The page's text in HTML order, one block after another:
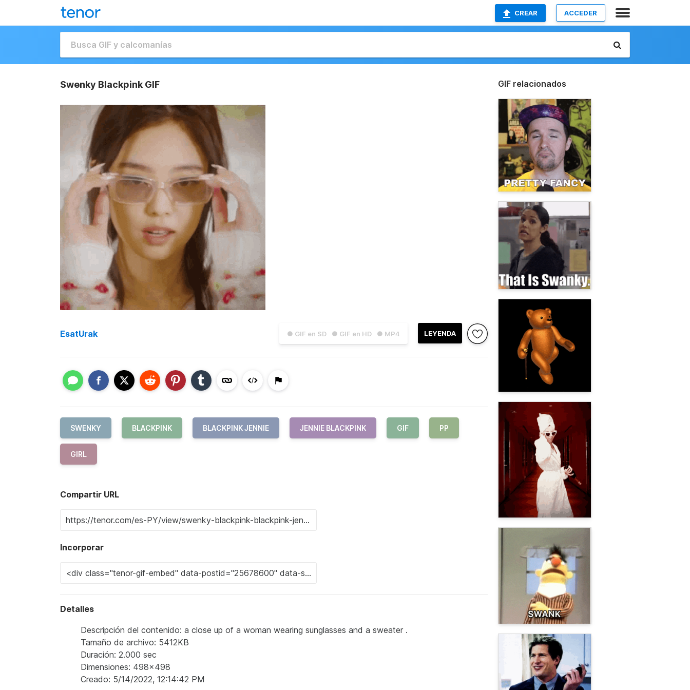
CREAR ACCEDER
Swenky Blackpink GIF
● GIF en SD ● GIF en HD ● MP4 LEYENDA
EsatUrak
SWENKY BLACKPINK BLACKPINK JENNIE JENNIE BLACKPINK GIF PP
GIRL
Compartir URL
Incorporar
Detalles
Descripción del contenido: a close up of a woman wearing sunglasses and a sweater .
Tamaño de archivo: 5412KB
Duración: 2.000 sec
Dimensiones: 498x498
Creado: 5/14/2022, 12:14:42 PM
GIF relacionados